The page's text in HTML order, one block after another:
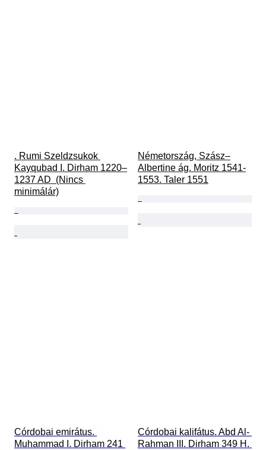
. Rumi Szeldzsukok
Kayqubad I. Dirham 1220–
1237 AD  (Nincs
minimálár)
Németország, Szász–
Albertine ág. Moritz 1541-
1553. Taler 1551
Córdobai emirátus.
Muhammad I. Dirham 241
Córdobai kalifátus. Abd Al-
Rahman III. Dirham 349 H.